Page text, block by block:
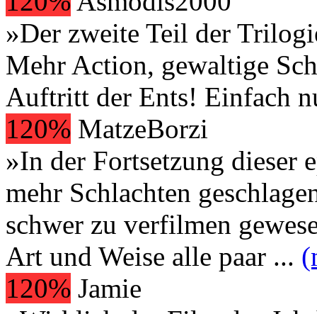
»Der zweite Teil der
Mehr Action, gewaltige
Auftritt der Ents! Einfach
120% MatzeBorzi
»In der Fortsetzung dieser
mehr Schlachten
schwer zu verfilmen
Art und Weise alle paar ...
120% Jamie